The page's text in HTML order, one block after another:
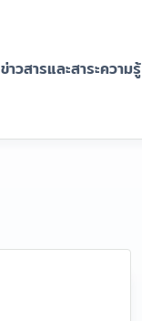
ข่าวสารและสาระความรู้